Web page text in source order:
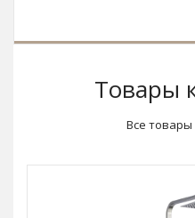
Товары
Все товары